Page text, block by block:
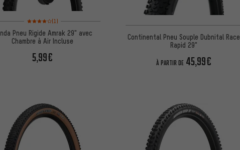
Note moyenne : 4 sur 5 d'après 1 avis
(1)
Pneu Rigide Amrak 29" avec
Chambre à Air Incluse
5,99€
Continental Pneu Souple Dubnital Race
Rapid 29"
À PARTIR DE 45,99€